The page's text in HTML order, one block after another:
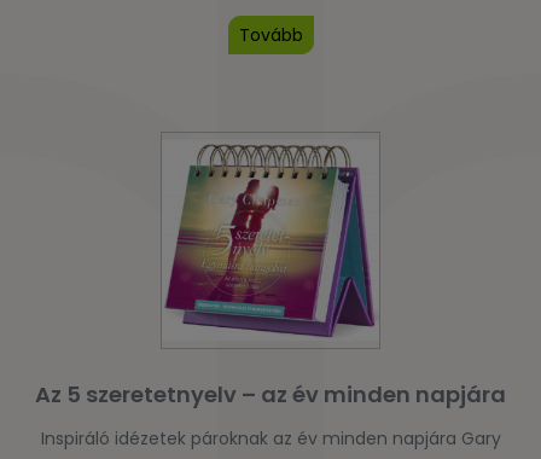
pár történetén keresztül szól arról az időszakról, amikor
„kiürül a fészek”, megjelennek az idősödéssel járó kihívások
Tovább
Az 5 szeretetnyelv – az év minden napjára
Inspiráló idézetek pároknak az év minden napjára Gary